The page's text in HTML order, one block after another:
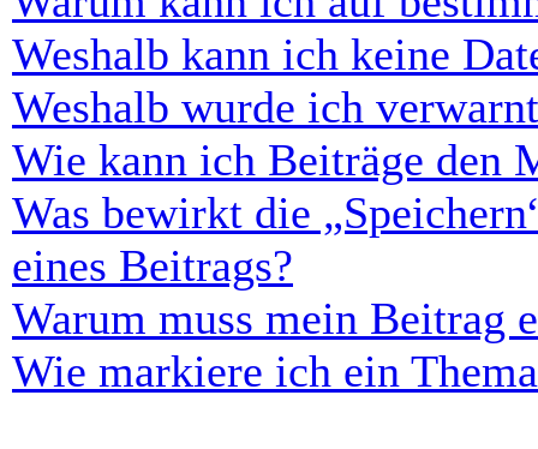
Weshalb kann ich keine
Weshalb wurde ich
Wie kann ich Beiträge den
Was bewirkt die
eines Beitrags?
Warum muss mein Beitrag
Wie markiere ich ein